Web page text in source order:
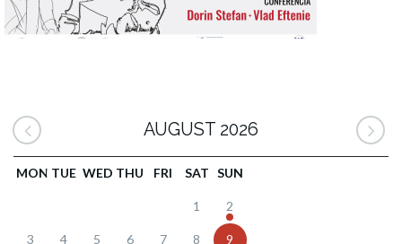
AUGUST 2026
MON TUE WED THU FRI SAT SUN
1 2
3 4 5 6 7 8 9